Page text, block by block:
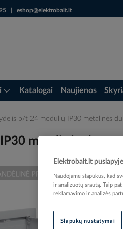
eshop@elektrobalt.lt
Katalogai Naujienos
p/t 24 modulių IP30 metalinės
metalinės durys -
Elektrobalt.lt
Naudojame slapukus, kad
ir analizuotų srautą. Taip
reklamavimo ir analizės
Slapukų nustatymai